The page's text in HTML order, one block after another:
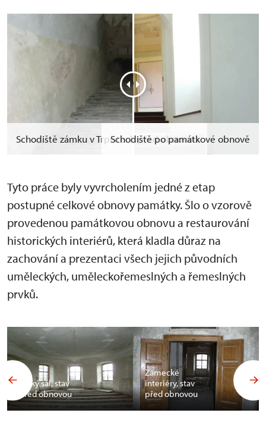
Schodiště zámku v Trpístech před obnovou
Schodiště po památkové obnově
Tyto práce byly vyvrcholením jedné z etap
postupné celkové obnovy památky. Šlo o vzorově
provedenou památkovou obnovu a restaurování
historických interiérů, která kladla důraz na
zachování a prezentaci všech jejich původních
uměleckých, uměleckořemeslných a řemeslných
prvků.
Velký sál, stav
před obnovou
Zámecké
interiéry, stav
před obnovou